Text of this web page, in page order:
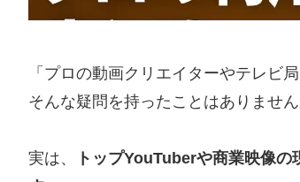
「プロの動画クリエイターやテレビ
そんな疑問を持ったことはありません
実は、
トップYouTuberや商業映像